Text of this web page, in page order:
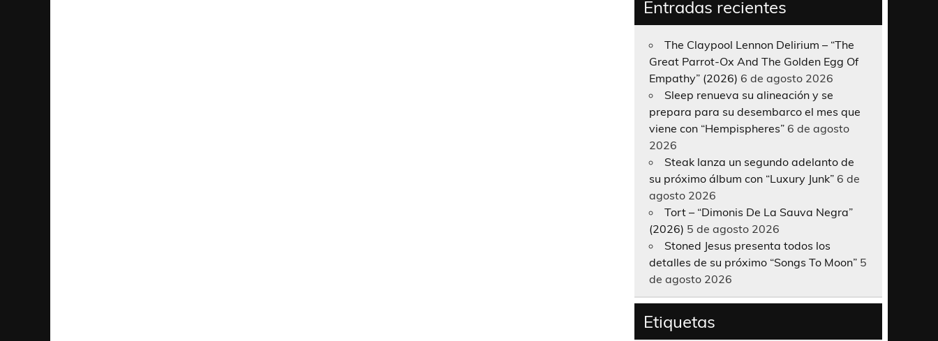
Entradas recientes
The Claypool Lennon Delirium – “The
Great Parrot-Ox And The Golden Egg Of
Empathy” (2026) 6 de agosto 2026
Sleep renueva su alineación y se
prepara para su desembarco el mes que
viene con “Hempispheres” 6 de agosto
2026
Steak lanza un segundo adelanto de
su próximo álbum con “Luxury Junk” 6 de
agosto 2026
Tort – “Dimonis De La Sauva Negra”
(2026) 5 de agosto 2026
Stoned Jesus presenta todos los
detalles de su próximo “Songs To Moon” 5
de agosto 2026
Etiquetas